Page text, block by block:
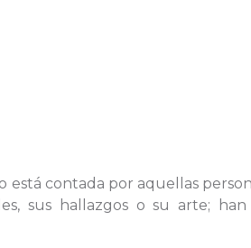
está contada por aquellas
sus hallazgos o su arte;